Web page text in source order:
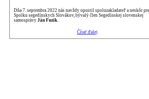
Dňa 7. septembra 2022 nás navždy opustil spoluzakladateľ a neskôr
Spolku segedínskych Slovákov, bývalý člen Segedínskej slovenskej
samosprávy Ján Fuzik.
Čítať ďalej